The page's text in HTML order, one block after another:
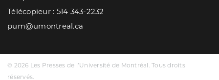
Télécopieur : 514 343-2232
pum@umontreal.ca
© 2026 Les Presses de l’Université de Montréal. Tous droits
réservés.